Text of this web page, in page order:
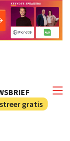
gratis